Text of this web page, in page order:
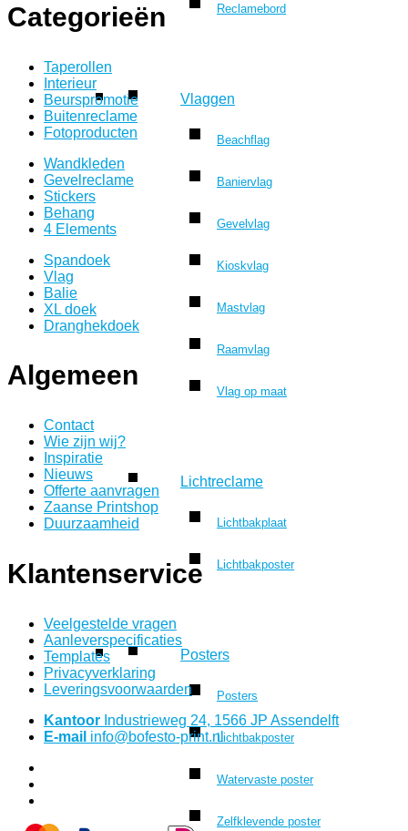
Reclamebord
Vlaggen
Beachflag
Baniervlag
Gevelvlag
Kioskvlag
Mastvlag
Raamvlag
Vlag op maat
Lichtreclame
Lichtbakplaat
Lichtbakposter
Posters
Posters
Lichtbakposter
Watervaste poster
Zelfklevende poster
Categorieën
Taperollen
Interieur
Beurspromotie
Buitenreclame
Fotoproducten
Wandkleden
Gevelreclame
Stickers
Behang
4 Elements
Spandoek
Vlag
Balie
XL doek
Dranghekdoek
Algemeen
Contact
Wie zijn wij?
Inspiratie
Nieuws
Offerte aanvragen
Zaanse Printshop
Duurzaamheid
Klantenservice
Veelgestelde vragen
Aanleverspecificaties
Templates
Privacyverklaring
Leveringsvoorwaarden
Kantoor Industrieweg 24, 1566 JP Assendelft
E-mail info@bofesto-print.nl